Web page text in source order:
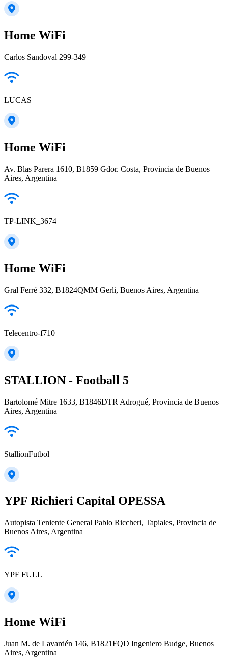
Home WiFi
Carlos Sandoval 299-349
LUCAS
Home WiFi
Av. Blas Parera 1610, B1859 Gdor. Costa, Provincia de Buenos
Aires, Argentina
TP-LINK_3674
Home WiFi
Gral Ferré 332, B1824QMM Gerli, Buenos Aires, Argentina
Telecentro-f710
STALLION - Football 5
Bartolomé Mitre 1633, B1846DTR Adrogué, Provincia de Buenos
Aires, Argentina
StallionFutbol
YPF Richieri Capital OPESSA
Autopista Teniente General Pablo Riccheri, Tapiales, Provincia de
Buenos Aires, Argentina
YPF FULL
Home WiFi
Juan M. de Lavardén 146, B1821FQD Ingeniero Budge, Buenos
Aires, Argentina